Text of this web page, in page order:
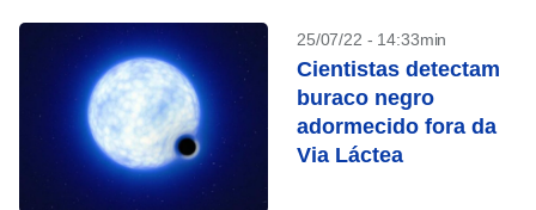
25/07/22 - 14:33min
Cientistas detectam
buraco negro
adormecido fora da
Via Láctea